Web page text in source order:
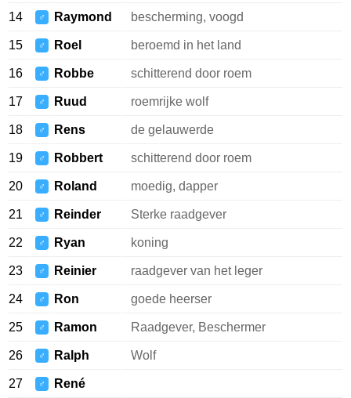
14 ♂ Raymond bescherming, voogd
15 ♂ Roel beroemd in het land
16 ♂ Robbe schitterend door roem
17 ♂ Ruud roemrijke wolf
18 ♂ Rens de gelauwerde
19 ♂ Robbert schitterend door roem
20 ♂ Roland moedig, dapper
21 ♂ Reinder Sterke raadgever
22 ♂ Ryan koning
23 ♂ Reinier raadgever van het leger
24 ♂ Ron goede heerser
25 ♂ Ramon Raadgever, Beschermer
26 ♂ Ralph Wolf
27 ♂ René